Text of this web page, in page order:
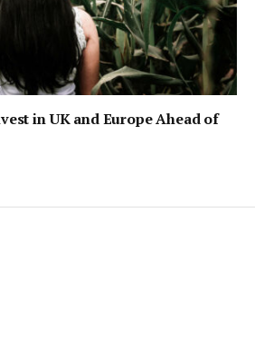
in UK and Europe Ahead of